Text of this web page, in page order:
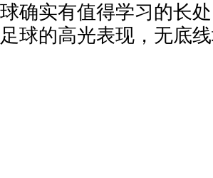
球确实有值得学习的长
足球的高光表现，无底